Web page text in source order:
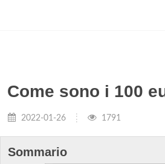
Come sono i 100
2022-01-26 1791
Sommario